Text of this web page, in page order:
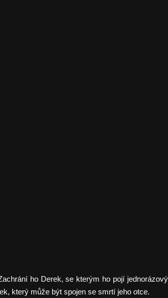
ho Derek, se kterým ho pojí
který může být spojen se smrtí jeho otce.